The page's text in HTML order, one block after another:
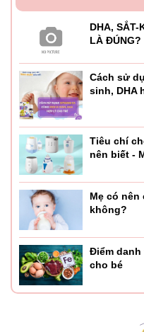
DHA, SẮT-
LÀ ĐÚNG?
Cách sử
sinh, DHA
Tiêu chí
nên biết -
Mẹ có
không?
Điểm
cho bé